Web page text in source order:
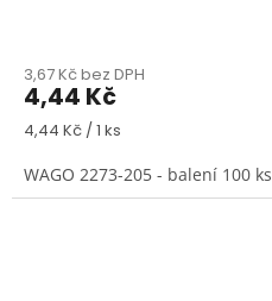
3,67 Kč bez DPH
4,44 Kč
Měrná
4,44 Kč / 1 ks
WAGO 2273-205 - balení 100 ks